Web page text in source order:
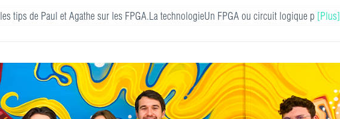
tips de Paul et Agathe sur les FPGA.La technologieUn FPGA ou circuit logique p [Plus]